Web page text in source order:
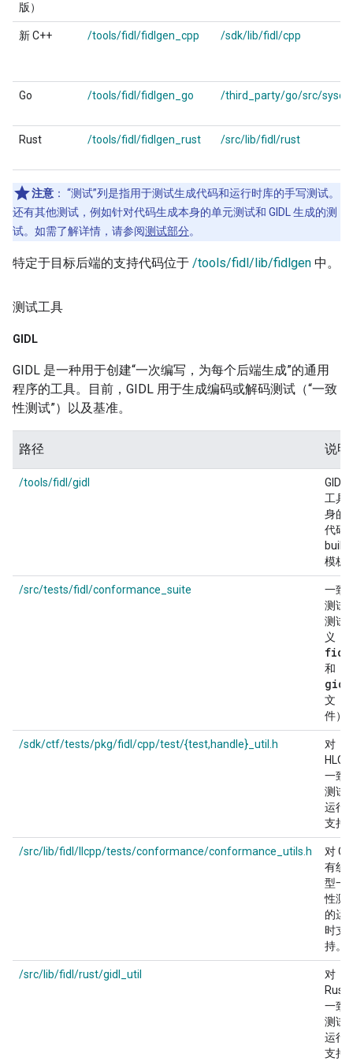
版）
新 C++ /tools/fidl/fidlgen_cpp /sdk/lib/fidl/cpp
Go /tools/fidl/fidlgen_go /third_party/go/src/
Rust /tools/fidl/fidlgen_rust /src/lib/fidl/rust
注意 ： “测试”列是指用于测试生成代码和运行时库的手写测试。
还有其他测试，例如针对代码生成本身的单元测试和 GIDL 生成的测
试。如需了解详情，请参阅测试部分。
特定于目标后端的支持代码位于 /tools/fidl/lib/fidlgen 中。
测试工具
GIDL
GIDL 是一种用于创建“一次编写，为每个后端生成”的通用
程序的工具。目前，GIDL 用于生成编码或解码测试（“一致
性测试”）以及基准。
路径 说明
/tools/fidl/gidl
GIDL
工具
身的
代码
build
模板
/src/tests/fidl/conformance_suite
一致
测试
测试
义（
fidl
和
gidl
文
件）
/sdk/ctf/tests/pkg/fidl/cpp/test/{test,handle}_util.h
对
一致
测试
运行
支持
/src/lib/fidl/llcpp/tests/conformance/conformance_utils.h
对
有线
型一
性测
的运
时支
持。
/src/lib/fidl/rust/gidl_util
对
Rust
一致
测试
运行
支持